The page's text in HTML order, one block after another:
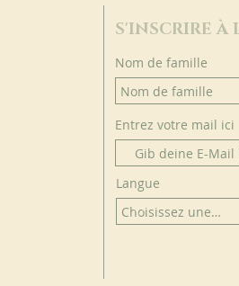
S'INSCRIRE À
Nom de famille
Entrez votre mail ici
Langue